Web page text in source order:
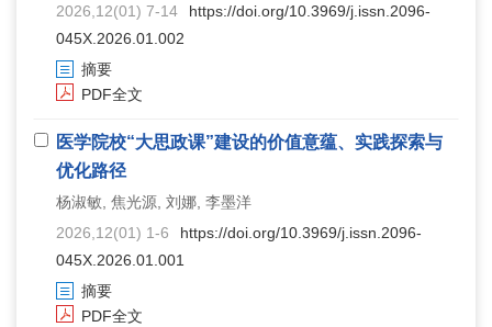
2026,12(01) 7-14
https://doi.org/10.3969/j.issn.2096-
045X.2026.01.002
摘要
PDF全文
医学院校“大思政课”建设的价值意蕴、实践探索与
优化路径
杨淑敏, 焦光源, 刘娜, 李墨洋
2026,12(01) 1-6
https://doi.org/10.3969/j.issn.2096-
045X.2026.01.001
摘要
PDF全文